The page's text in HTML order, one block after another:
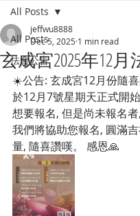
All Posts
法會公告
All Posts
玄成宮2025年12月
jeffwu8888
Dec 5, 2025 1 min read
☀️公告: 玄成宮12月份隨
於12月7號星期天正式開
想要報名, 但是尚未報名
我們將協助您報名, 圓滿
量, 隨喜讚嘆。 感恩🙏